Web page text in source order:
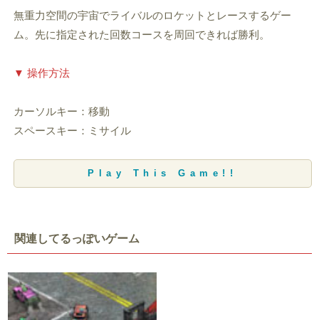
無重力空間の宇宙でライバルのロケットとレースするゲー
ム。先に指定された回数コースを周回できれば勝利。
▼ 操作方法
カーソルキー：移動
スペースキー：ミサイル
Play This Game!!
関連してるっぽいゲーム